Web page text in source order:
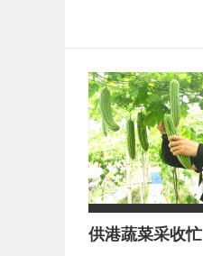
供港蔬菜采收忙